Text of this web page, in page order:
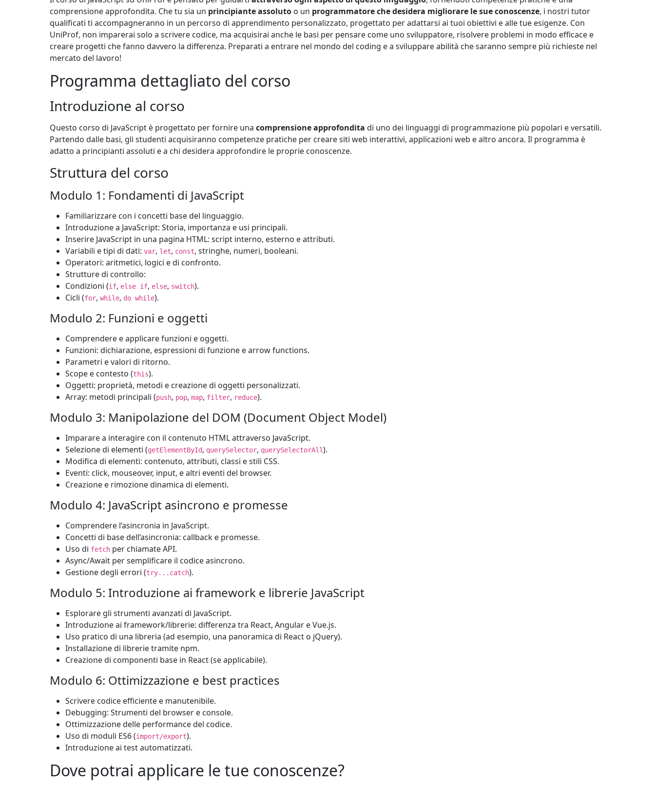
comprensione approfondita. Che tu sia un principiante assoluto o un programmatore che desidera migliorare le sue conoscenze, i nostri tutor
qualificati ti accompagneranno in un percorso di apprendimento personalizzato, progettato per adattarsi ai tuoi obiettivi e alle tue esigenze. Con
UniProf, non imparerai solo a scrivere codice, ma acquisirai anche le basi per pensare come uno sviluppatore, risolvere problemi in modo efficace e
creare progetti che fanno davvero la differenza. Preparati a entrare nel mondo del coding e a sviluppare abilità che saranno sempre più richieste nel
mercato del lavoro!
Programma dettagliato del corso
Introduzione al corso
Questo corso di JavaScript è progettato per fornire una comprensione approfondita di uno dei linguaggi di programmazione più popolari e versatili.
Partendo dalle basi, gli studenti acquisiranno competenze pratiche per creare siti web interattivi, applicazioni web e altro ancora. Il programma è
adatto a principianti assoluti e a chi desidera approfondire le proprie conoscenze.
Struttura del corso
Modulo 1: Fondamenti di JavaScript
Familiarizzare con i concetti base del linguaggio.
Introduzione a JavaScript: Storia, importanza e usi principali.
Inserire JavaScript in una pagina HTML: script interno, esterno e attributi.
Variabili e tipi di dati: var, let, const, stringhe, numeri, booleani.
Operatori: aritmetici, logici e di confronto.
Strutture di controllo:
Condizioni (if, else if, else, switch).
Cicli (for, while, do while).
Modulo 2: Funzioni e oggetti
Comprendere e applicare funzioni e oggetti.
Funzioni: dichiarazione, espressioni di funzione e arrow functions.
Parametri e valori di ritorno.
Scope e contesto (this).
Oggetti: proprietà, metodi e creazione di oggetti personalizzati.
Array: metodi principali (push, pop, map, filter, reduce).
Modulo 3: Manipolazione del DOM (Document Object Model)
Imparare a interagire con il contenuto HTML attraverso JavaScript.
Selezione di elementi (getElementById, querySelector, querySelectorAll).
Modifica di elementi: contenuto, attributi, classi e stili CSS.
Eventi: click, mouseover, input, e altri eventi del browser.
Creazione e rimozione dinamica di elementi.
Modulo 4: JavaScript asincrono e promesse
Comprendere l’asincronia in JavaScript.
Concetti di base dell’asincronia: callback e promesse.
Uso di fetch per chiamate API.
Async/Await per semplificare il codice asincrono.
Gestione degli errori (try...catch).
Modulo 5: Introduzione ai framework e librerie JavaScript
Esplorare gli strumenti avanzati di JavaScript.
Introduzione ai framework/librerie: differenza tra React, Angular e Vue.js.
Uso pratico di una libreria (ad esempio, una panoramica di React o jQuery).
Installazione di librerie tramite npm.
Creazione di componenti base in React (se applicabile).
Modulo 6: Ottimizzazione e best practices
Scrivere codice efficiente e manutenibile.
Debugging: Strumenti del browser e console.
Ottimizzazione delle performance del codice.
Uso di moduli ES6 (import/export).
Introduzione ai test automatizzati.
Dove potrai applicare le tue conoscenze?